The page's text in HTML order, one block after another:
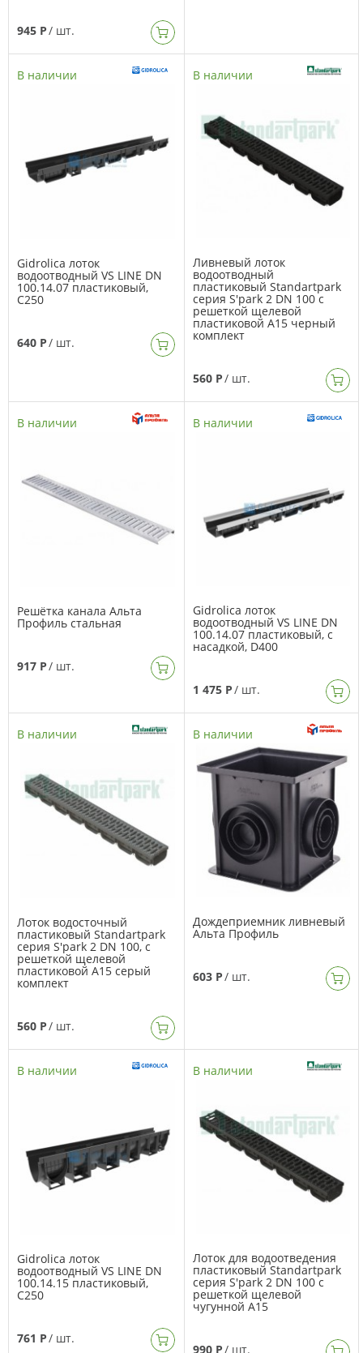
945 Р/ шт.
В наличии
Gidrolica лоток
водоотводный VS LINE DN
100.14.07 пластиковый,
C250
640 Р/ шт.
В наличии
Ливневый лоток
водоотводный
пластиковый Standartpark
серия S'park 2 DN 100 с
решеткой щелевой
пластиковой А15 черный
комплект
560 Р/ шт.
В наличии
Решётка канала Альта
Профиль стальная
917 Р/ шт.
В наличии
Gidrolica лоток
водоотводный VS LINE DN
100.14.07 пластиковый, с
насадкой, D400
1 475 Р/ шт.
В наличии
Лоток водосточный
пластиковый Standartpark
серия S'park 2 DN 100, с
решеткой щелевой
пластиковой А15 серый
комплект
560 Р/ шт.
В наличии
Дождеприемник ливневый
Альта Профиль
603 Р/ шт.
В наличии
Gidrolica лоток
водоотводный VS LINE DN
100.14.15 пластиковый,
C250
761 Р/ шт.
В наличии
Лоток для водоотведения
пластиковый Standartpark
серия S'park 2 DN 100 с
решеткой щелевой
чугунной А15
990 Р/ шт.